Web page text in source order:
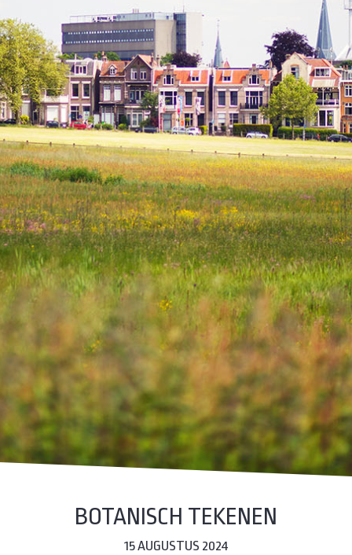
BOTANISCH TEKENEN
15 AUGUSTUS 2024